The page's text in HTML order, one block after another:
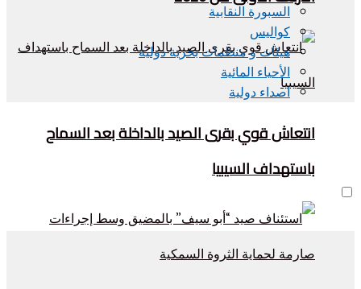
انتعاش قوي بقرى الصيد بالداخلة بعد السماح
باستهداف السيبيا
السبورة النقابية
كواليس
هيئات و منظمات بحرية دولية
الأحياء المائية
اصداء دولية